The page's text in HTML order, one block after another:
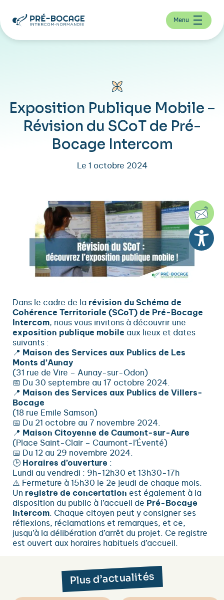
Menu
Exposition Publique Mobile –
Révision du SCoT de Pré-
Bocage Intercom
Le 1 octobre 2024
Dans le cadre de la révision du Schéma de
Cohérence Territoriale (SCoT) de Pré-Bocage
Intercom, nous vous invitons à découvrir une
exposition publique mobile aux lieux et dates
suivants :
📍 Maison des Services aux Publics de Les
Monts d’Aunay
(31 rue de Vire – Aunay-sur-Odon)
📅 Du 30 septembre au 17 octobre 2024.
📍 Maison des Services aux Publics de Villers-
Bocage
(18 rue Emile Samson)
📅 Du 21 octobre au 7 novembre 2024.
📍 Maison Citoyenne de Caumont-sur-Aure
(Place Saint-Clair – Caumont-l’Éventé)
📅 Du 12 au 29 novembre 2024.
🕒 Horaires d’ouverture :
Lundi au vendredi : 9h-12h30 et 13h30-17h
⚠️ Fermeture à 15h30 le 2e jeudi de chaque mois.
Un registre de concertation est également à la
disposition du public à l’accueil de Pré-Bocage
Intercom. Chaque citoyen peut y consigner ses
réflexions, réclamations et remarques, et ce,
jusqu’à la délibération d’arrêt du projet. Ce registre
est ouvert aux horaires habituels d’accueil.
Plus d’actualités